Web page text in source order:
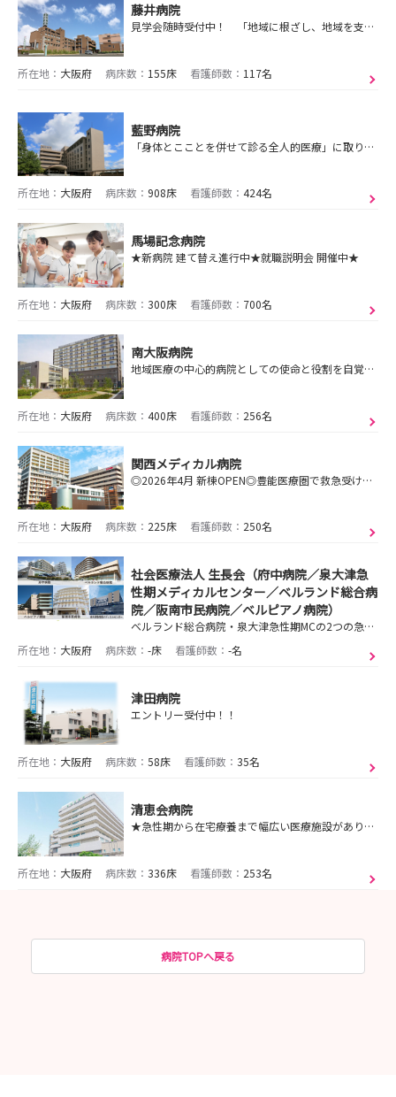
藤井病院
見学会随時受付中！ 「地域に根ざし、地域を支える」という法人理念のもと、患者さんに寄り添った看護を展開しています
所在地： 大阪府 病床数： 155床 看護師数： 117名
藍野病院
「身体とこことを併せて診る全人的医療」に取り組んでいるケアミックス病院
所在地： 大阪府 病床数： 908床 看護師数： 424名
馬場記念病院
★新病院 建て替え進行中★就職説明会 開催中★
所在地： 大阪府 病床数： 300床 看護師数： 700名
南大阪病院
地域医療の中心的病院としての使命と役割を自覚し、地域の皆様と社会のニーズに対応できる看護を実践します。
所在地： 大阪府 病床数： 400床 看護師数： 256名
関西メディカル病院
◎2026年4月 新棟OPEN◎豊能医療圏で救急受け入れ件数トップクラス！教育に力を入れており、新卒でも安心してスキルアップできる環境を整えています！
所在地： 大阪府 病床数： 225床 看護師数： 250名
社会医療法人 生長会（府中病院／泉大津急
性期メディカルセンター／ベルランド総合病
院／阪南市民病院／ベルピアノ病院）
ベルランド総合病院・泉大津急性期MCの2つの急性期総合病院を中核として、保健・医療・福祉を統合したトータルヘルスケアサービスを展開し、地域に貢献しています！
所在地： 大阪府 病床数： -床 看護師数： -名
津田病院
エントリー受付中！！
所在地： 大阪府 病床数： 58床 看護師数： 35名
清恵会病院
★急性期から在宅療養まで幅広い医療施設があり、あなたのライフステージに合った職場を選ぶことができます！
所在地： 大阪府 病床数： 336床 看護師数： 253名
病院TOPへ戻る